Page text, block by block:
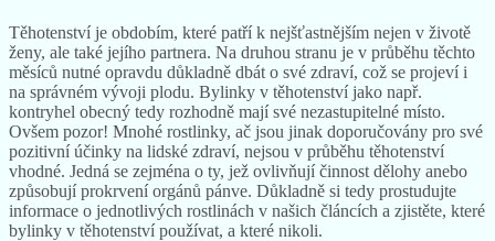
Těhotenství je obdobím, které patří k nejšťastnějším nejen v životě
ženy, ale také jejího partnera. Na druhou stranu je v průběhu těchto
měsíců nutné opravdu důkladně dbát o své zdraví, což se projeví i
na správném vývoji plodu. Bylinky v těhotenství jako např.
kontryhel obecný tedy rozhodně mají své nezastupitelné místo.
Ovšem pozor! Mnohé rostlinky, ač jsou jinak doporučovány pro své
pozitivní účinky na lidské zdraví, nejsou v průběhu těhotenství
vhodné. Jedná se zejména o ty, jež ovlivňují činnost dělohy anebo
způsobují prokrvení orgánů pánve. Důkladně si tedy prostudujte
informace o jednotlivých rostlinách v našich článcích a zjistěte, které
bylinky v těhotenství používat, a které nikoli.